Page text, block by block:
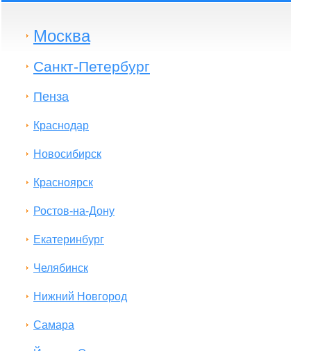
Москва
Санкт-Петербург
Пенза
Краснодар
Новосибирск
Красноярск
Ростов-на-Дону
Екатеринбург
Челябинск
Нижний Новгород
Самара